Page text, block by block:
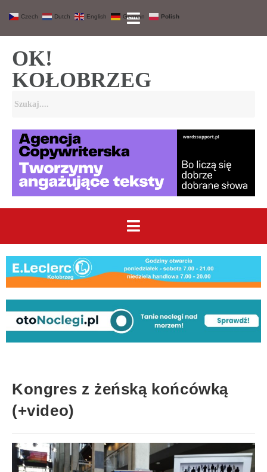
OK!
KOŁOBRZEG
Kongres z żeńską końcówką
(+video)
Czech Dutch English German Polish